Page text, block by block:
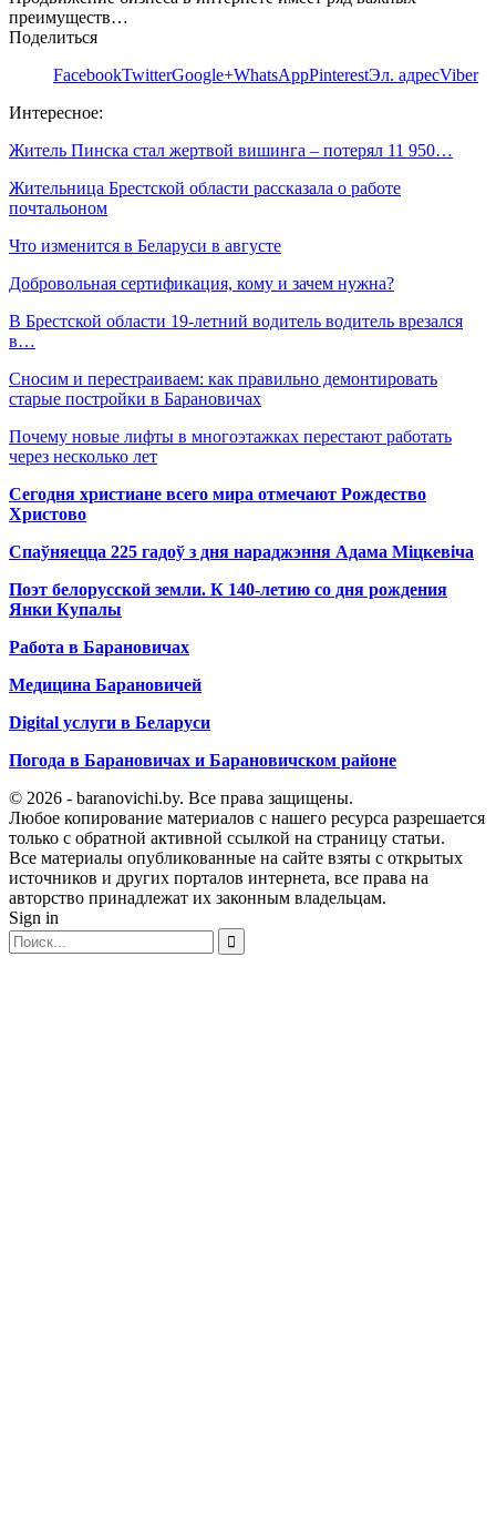
преимуществ…
Поделиться
FacebookTwitterGoogle+WhatsAppPinterestЭл. адресViber
Интересное:
Житель Пинска стал жертвой вишинга – потерял 11 950…
Жительница Брестской области рассказала о работе
почтальоном
Что изменится в Беларуси в августе
Добровольная сертификация, кому и зачем нужна?
В Брестской области 19-летний водитель водитель врезался
в…
Сносим и перестраиваем: как правильно демонтировать
старые постройки в Барановичах
Почему новые лифты в многоэтажках перестают работать
через несколько лет
Сегодня христиане всего мира отмечают Рождество
Христово
Спаўняецца 225 гадоў з дня нараджэння Адама Міцкевіча
Поэт белорусской земли. К 140-летию со дня рождения
Янки Купалы
Работа в Барановичах
Медицина Барановичей
Digital услуги в Беларуси
Погода в Барановичах и Барановичском районе
© 2026 - baranovichi.by. Все права защищены.
Любое копирование материалов с нашего ресурса разрешается
только с обратной активной ссылкой на страницу статьи.
Все материалы опубликованные на сайте взяты с открытых
источников и других порталов интернета, все права на
авторство принадлежат их законным владельцам.
Sign in